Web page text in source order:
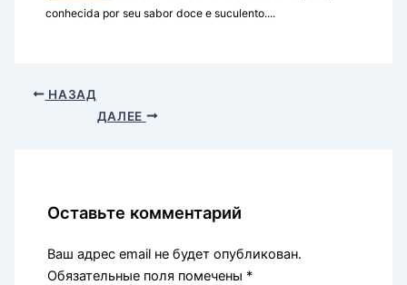
conhecida por seu sabor doce e suculento....
НАЗАД
ДАЛЕЕ
Оставьте комментарий
Ваш адрес email не будет опубликован.
Обязательные поля помечены *